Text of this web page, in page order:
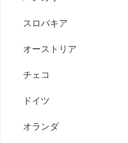
スロバキア
オーストリア
チェコ
ドイツ
オランダ